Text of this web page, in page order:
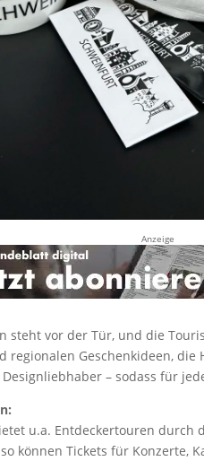
Anzeige
steht vor der Tür, und die
regionalen Geschenkideen, die
– sodass für
u.a. Entdeckertouren durch
können Tickets für Konzerte,